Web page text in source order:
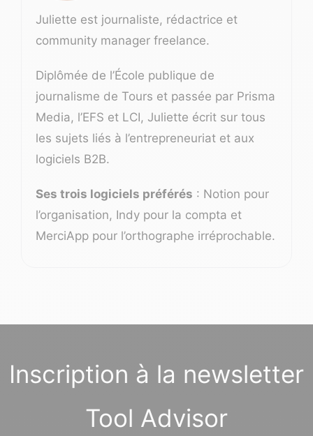
Juliette est journaliste, rédactrice et
community manager freelance.
Diplômée de l’École publique de
journalisme de Tours et passée par Prisma
Media, l’EFS et LCI, Juliette écrit sur tous
les sujets liés à l’entrepreneuriat et aux
logiciels B2B.
Ses trois logiciels préférés : Notion pour
l’organisation, Indy pour la compta et
MerciApp pour l’orthographe irréprochable.
Inscription à la newsletter
Tool Advisor